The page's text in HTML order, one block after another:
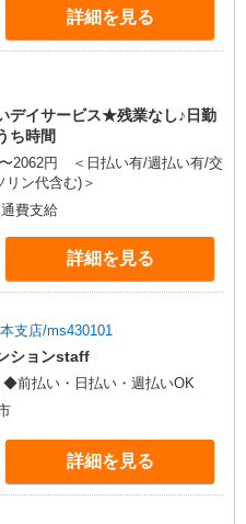
詳細を見る
デイサービス★残業なし♪日勤
ち時間
2062円 ＜日払い有/週払い有/交
リン代含む)＞
費支給
詳細を見る
支店/ms430101
ションstaff
時給1550円 ◆前払い・日払い・週払いOK
詳細を見る